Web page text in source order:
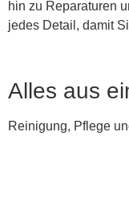
hin zu Reparaturen
jedes Detail, damit
Alles aus
Reinigung, Pflege